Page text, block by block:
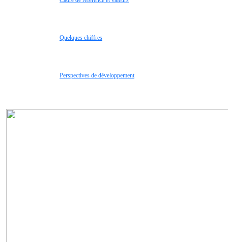
Quelques chiffres
Perspectives de développement